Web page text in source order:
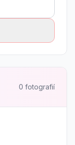
0 fotografií